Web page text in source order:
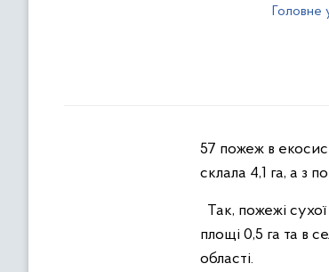
Головне
57 пожеж в
склала 4,1 га, а з
Так, пожежі
площі 0,5 га та в
області.